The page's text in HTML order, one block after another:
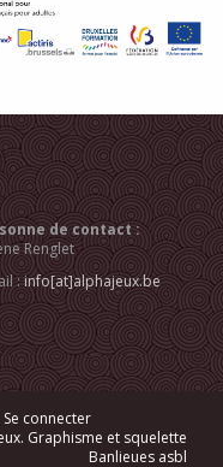
de contact :
Renglet
: info[at]alphajeux.be
Se connecter
Graphisme et squelette
Banlieues asbl